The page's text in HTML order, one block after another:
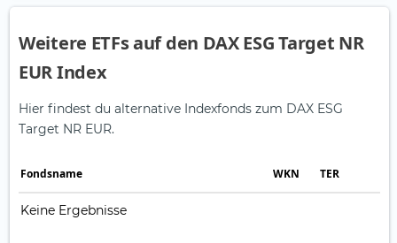
Weitere ETFs auf den DAX ESG Target NR
EUR Index
Hier findest du alternative Indexfonds zum DAX ESG
Target NR EUR.
Fonds­name WKN TER
Keine Ergebnisse